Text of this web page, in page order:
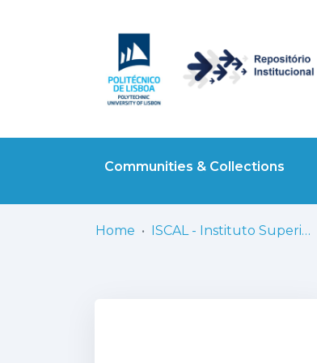
Communities & Collections
Home ISCAL - Instituto Superior de Contabilidade e Administração de Lisboa